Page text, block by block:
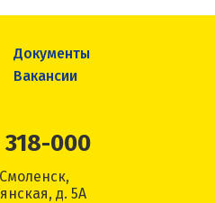
Документы
Вакансии
318-000
д. 5А